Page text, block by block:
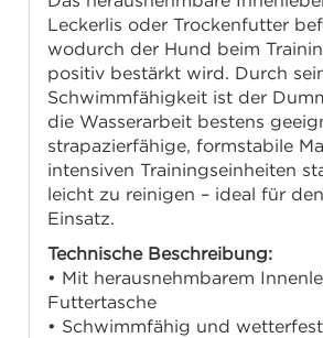
Leckerlis oder Trockenfutter
wodurch der Hund beim
positiv bestärkt wird. Durch
Schwimmfähigkeit ist der
die Wasserarbeit bestens
strapazierfähige, formstabile
intensiven Trainingseinheiten
leicht zu reinigen – ideal für
Einsatz.
Technische Beschreibung:
• Mit herausnehmbarem
Futtertasche
• Schwimmfähig und wetterfest